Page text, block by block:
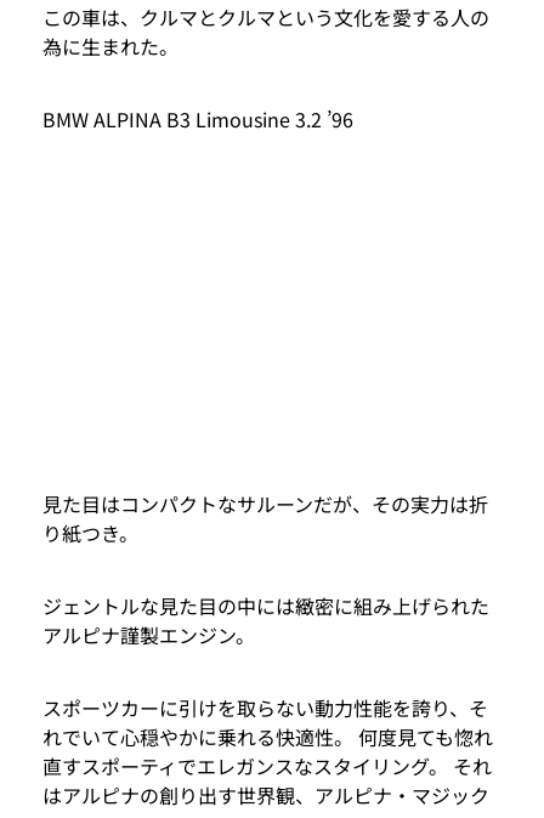
この車は、クルマとクルマという文化を愛する人の
為に生まれた。
BMW ALPINA B3 Limousine 3.2 ’96
見た目はコンパクトなサルーンだが、その実力は折
り紙つき。
ジェントルな見た目の中には緻密に組み上げられた
アルピナ謹製エンジン。
スポーツカーに引けを取らない動力性能を誇り、そ
れでいて心穏やかに乗れる快適性。 何度見ても惚れ
直すスポーティでエレガンスなスタイリング。 それ
はアルピナの創り出す世界観、アルピナ・マジック